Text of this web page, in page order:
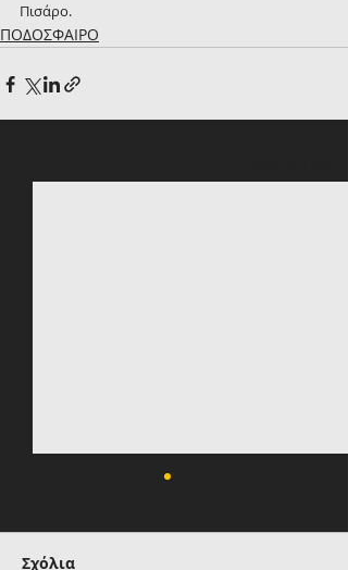
Πισάρο.
ΠΟΔΟΣΦΑΙΡΟ
Σχόλια